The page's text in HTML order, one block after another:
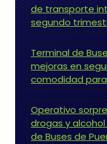
de transporte
segundo
Terminal de
mejoras en
comodidad
Operativo
drogas y
de Buses de